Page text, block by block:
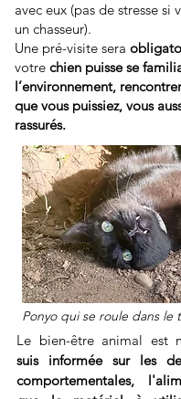
avec eux (pas de stresse si
un chasseur).
Une pré-visite sera
votre chien puisse se
l’environnement,
que vous puissiez, vous
rassurés.
Ponyo qui se roule dans le
Le bien-être animal est
suis informée sur les
comportementales,